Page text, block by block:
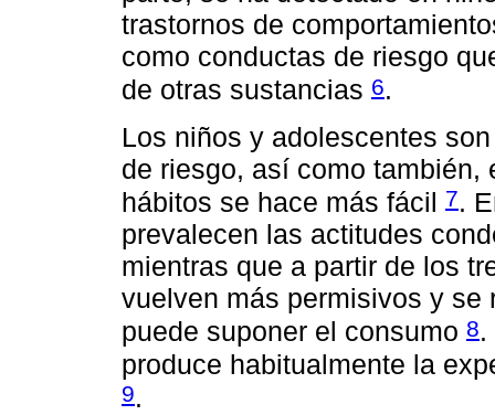
trastornos de
como conductas de riesgo
de otras sustancias 6.
Los niños y adolescentes
de riesgo, así como
hábitos se hace más fácil 7.
prevalecen las actitudes
mientras que a partir de los
vuelven más permisivos y se
puede suponer el consumo 8.
produce habitualmente la
9.